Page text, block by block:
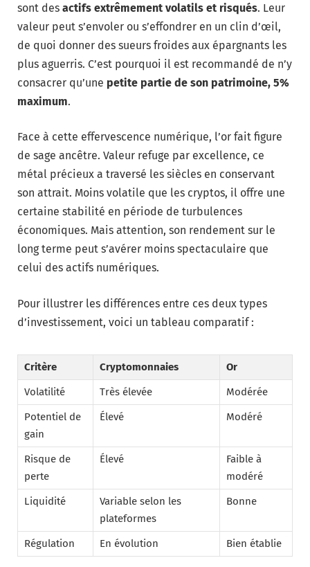
sont des actifs extrêmement volatils et risqués. Leur
valeur peut s’envoler ou s’effondrer en un clin d’œil,
de quoi donner des sueurs froides aux épargnants les
plus aguerris. C’est pourquoi il est recommandé de n’y
consacrer qu’une petite partie de son patrimoine, 5%
maximum.
Face à cette effervescence numérique, l’or fait figure
de sage ancêtre. Valeur refuge par excellence, ce
métal précieux a traversé les siècles en conservant
son attrait. Moins volatile que les cryptos, il offre une
certaine stabilité en période de turbulences
économiques. Mais attention, son rendement sur le
long terme peut s’avérer moins spectaculaire que
celui des actifs numériques.
Pour illustrer les différences entre ces deux types
d’investissement, voici un tableau comparatif :
Critère Cryptomonnaies
Or
Volatilité
Très élevée
Modérée
Potentiel de
gain
Élevé Modéré
Risque de
perte
Élevé
Faible à
modéré
Liquidité
Variable selon les
plateformes
Bonne
Régulation En évolution Bien établie